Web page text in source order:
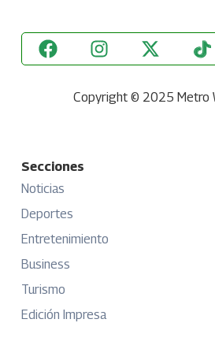
Copyright © 2025 Metro
Secciones
Noticias
Deportes
Entretenimiento
Business
Turismo
Edición Impresa